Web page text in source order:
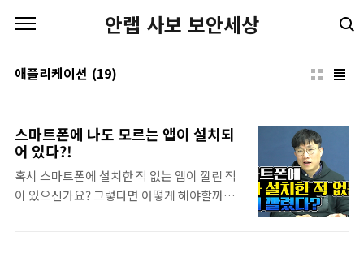
안랩 사보 보안세상
애플리케이션 (19)
스마트폰에 나도 모르는 앱이 설치되
어 있다?!
혹시 스마트폰에 설치한 적 없는 앱이 깔린 적
이 있으신가요? 그렇다면 어떻게 해야할까요?